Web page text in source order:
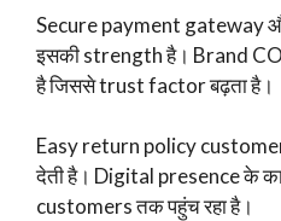
Secure payment gateway
इसकी strength है। Brand
है जिससे trust factor बढ़ता है।
Easy return policy
देती है। Digital presence के
customers तक पहुंच रहा है।